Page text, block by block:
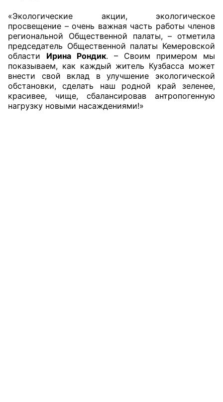
Общественный штаб
Члены ОП КО
Документы ОП КО
Регламент ОП КО
Кодекс этики ОП КО
«Экологические акции, экологическое
просвещение – очень важная часть работы членов
региональной Общественной палаты, – отметила
председатель Общественной палаты Кемеровской
области Ирина Рондик. – Своим примером мы
показываем, как каждый житель Кузбасса может
внести свой вклад в улучшение экологической
обстановки, сделать наш родной край зеленее,
красивее, чище, сбалансировав антропогенную
нагрузку новыми насаждениями!»